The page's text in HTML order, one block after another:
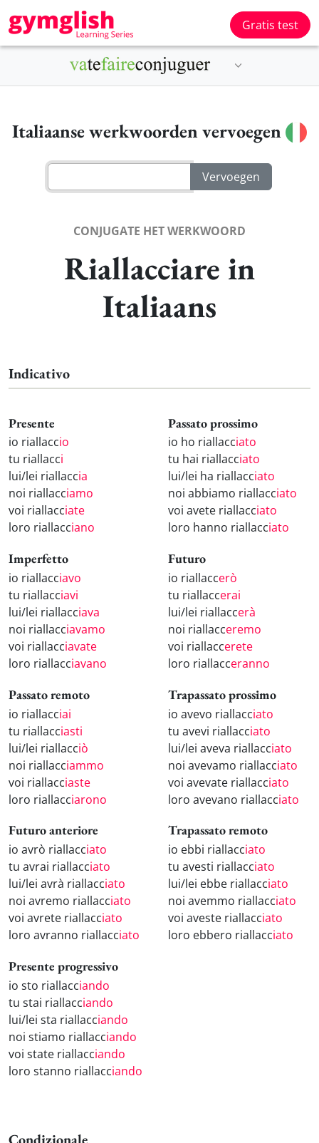
Gratis test
Italiaanse werkwoorden vervoegen
CONJUGATE HET WERKWOORD
Riallacciare in
Italiaans
Indicativo
Presente
io riallaccio
tu riallacci
lui/lei riallaccia
noi riallacciamo
voi riallacciate
loro riallacciano
Passato prossimo
io ho riallacciato
tu hai riallacciato
lui/lei ha riallacciato
noi abbiamo riallacciato
voi avete riallacciato
loro hanno riallacciato
Imperfetto
io riallacciavo
tu riallacciavi
lui/lei riallacciava
noi riallacciavamo
voi riallacciavate
loro riallacciavano
Futuro
io riallaccerò
tu riallaccerai
lui/lei riallaccerà
noi riallacceremo
voi riallaccerete
loro riallacceranno
Passato remoto
io riallacciai
tu riallacciasti
lui/lei riallacciò
noi riallacciammo
voi riallacciaste
loro riallacciarono
Trapassato prossimo
io avevo riallacciato
tu avevi riallacciato
lui/lei aveva riallacciato
noi avevamo riallacciato
voi avevate riallacciato
loro avevano riallacciato
Futuro anteriore
io avrò riallacciato
tu avrai riallacciato
lui/lei avrà riallacciato
noi avremo riallacciato
voi avrete riallacciato
loro avranno riallacciato
Trapassato remoto
io ebbi riallacciato
tu avesti riallacciato
lui/lei ebbe riallacciato
noi avemmo riallacciato
voi aveste riallacciato
loro ebbero riallacciato
Presente progressivo
io sto riallacciando
tu stai riallacciando
lui/lei sta riallacciando
noi stiamo riallacciando
voi state riallacciando
loro stanno riallacciando
Condizionale